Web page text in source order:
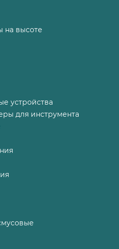
на высоте
устройства
для инструмента